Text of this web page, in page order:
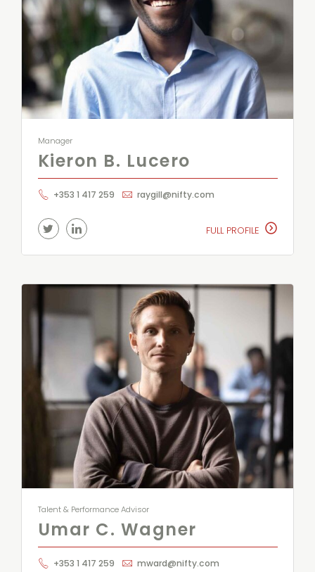
Manager
Kieron B. Lucero
+353 1 417 259 raygill@nifty.com
FULL PROFILE
Talent & Performance Advisor
Umar C. Wagner
+353 1 417 259 mward@nifty.com